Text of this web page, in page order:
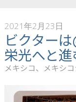
2021年2月23日
ビクター
栄光へと進
メキシコ、メキシコ